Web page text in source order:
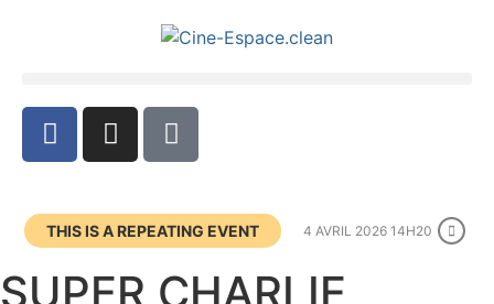
THIS IS A REPEATING EVENT 4 AVRIL 2026 14H20
SUPER CHARLIE